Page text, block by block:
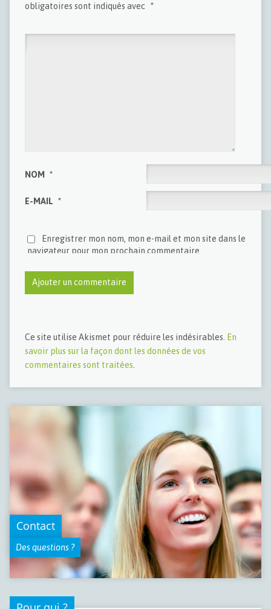
obligatoires sont indiqués avec *
NOM *
E-MAIL *
Enregistrer mon nom, mon e-mail et mon site dans le
navigateur pour mon prochain commentaire.
Ce site utilise Akismet pour réduire les indésirables.
En
savoir plus sur la façon dont les données de vos
commentaires sont traitées
Contact
Des questions ?